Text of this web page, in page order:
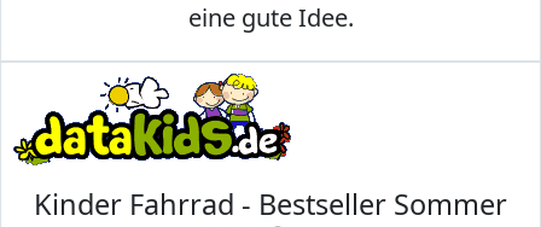
eine gute Idee.
Kinder Fahrrad - Bestseller Sommer